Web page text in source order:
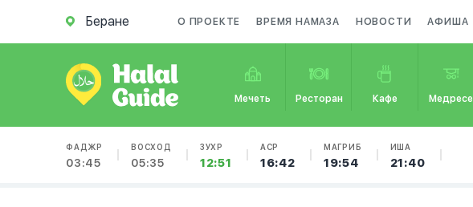
Беране О ПРОЕКТЕ ВРЕМЯ НАМАЗА НОВОСТИ АФИША
Мечеть Ресторан Кафе Медресе
ФАДЖР
03:45
ВОСХОД
05:35
ЗУХР
12:51
АСР
16:42
МАГРИБ
19:54
ИША
21:40